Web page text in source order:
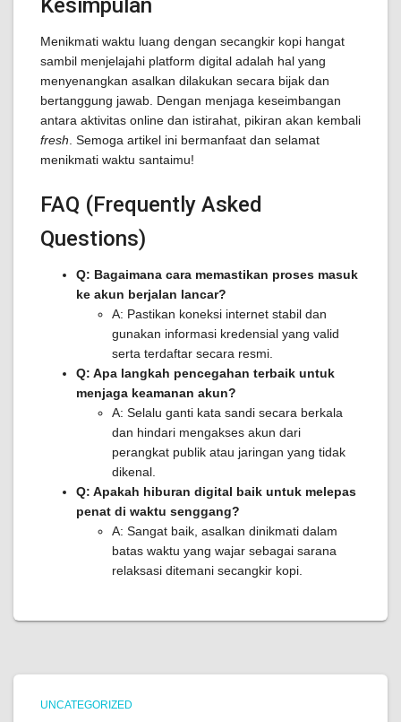
Kesimpulan
Menikmati waktu luang dengan secangkir kopi hangat
sambil menjelajahi platform digital adalah hal yang
menyenangkan asalkan dilakukan secara bijak dan
bertanggung jawab. Dengan menjaga keseimbangan
antara aktivitas online dan istirahat, pikiran akan kembali
fresh . Semoga artikel ini bermanfaat dan selamat
menikmati waktu santaimu!
FAQ (Frequently Asked
Questions)
Q: Bagaimana cara memastikan proses masuk
ke akun berjalan lancar?
A: Pastikan koneksi internet stabil dan
gunakan informasi kredensial yang valid
serta terdaftar secara resmi.
Q: Apa langkah pencegahan terbaik untuk
menjaga keamanan akun?
A: Selalu ganti kata sandi secara berkala
dan hindari mengakses akun dari
perangkat publik atau jaringan yang tidak
dikenal.
Q: Apakah hiburan digital baik untuk melepas
penat di waktu senggang?
A: Sangat baik, asalkan dinikmati dalam
batas waktu yang wajar sebagai sarana
relaksasi ditemani secangkir kopi.
UNCATEGORIZED